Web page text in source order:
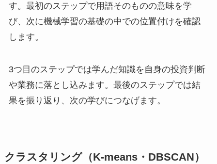
す。最初のステップで用語そのものの意味を学
び、次に機械学習の基礎の中での位置付けを確認
します。
3つ目のステップでは学んだ知識を自身の投資判断
や業務に落とし込みます。最後のステップでは結
果を振り返り、次の学びにつなげます。
クラスタリング（K-means・DBSCAN）